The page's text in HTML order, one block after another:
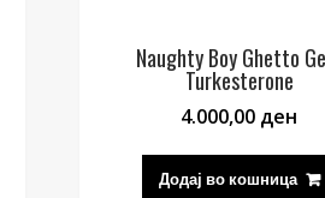
Naughty Boy Ghetto
Turkesterone
4.000,00 ден
Додај во кошница